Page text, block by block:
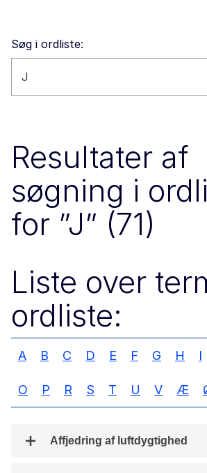
Søg i ordliste:
Søg på dette website
Resultater af
søgning i
for ˮJˮ (71)
Liste over
ordliste:
A B C D E F G H I
O P R S T U V Æ
Affjedring af luftdygtighed